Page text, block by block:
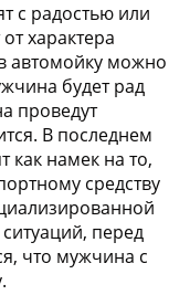
с радостью или
характера
автомойку можно
будет рад
проведут
В последнем
как намек на то,
средству
перед
что мужчина с